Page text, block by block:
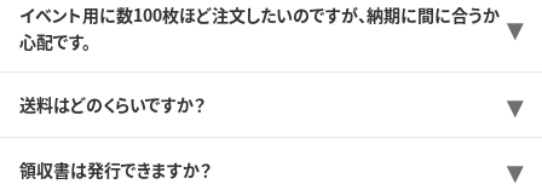
イベント用に数100枚ほど注文したいのですが、納期に間に合うか
心配です。
送料はどのくらいですか？
領収書は発行できますか？